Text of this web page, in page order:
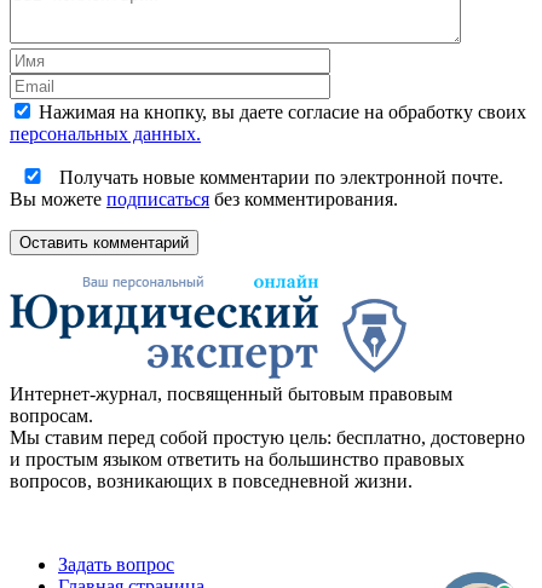
Нажимая на кнопку, вы даете согласие на обработку своих
персональных данных.
Получать новые комментарии по электронной почте.
Вы можете подписаться без комментирования.
Оставить комментарий
Интернет-журнал, посвященный бытовым правовым
вопросам.
Мы ставим перед собой простую цель: бесплатно, достоверно
и простым языком ответить на большинство правовых
вопросов, возникающих в повседневной жизни.
Задать вопрос